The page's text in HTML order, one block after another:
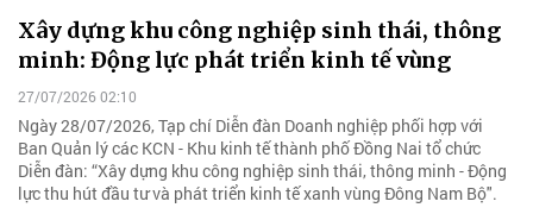
Xây dựng khu công nghiệp sinh thái, thông
minh: Động lực phát triển kinh tế vùng
27/07/2026 02:10
Ngày 28/07/2026, Tạp chí Diễn đàn Doanh nghiệp phối hợp với
Ban Quản lý các KCN - Khu kinh tế thành phố Đồng Nai tổ chức
Diễn đàn: “Xây dựng khu công nghiệp sinh thái, thông minh - Động
lực thu hút đầu tư và phát triển kinh tế xanh vùng Đông Nam Bộ".